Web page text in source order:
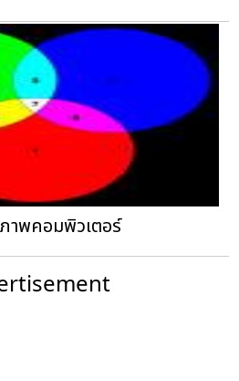
าพคอมพิวเตอร์